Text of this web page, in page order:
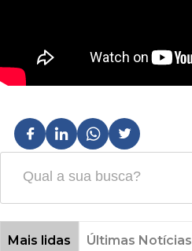
Mais lidas Últimas Notícias